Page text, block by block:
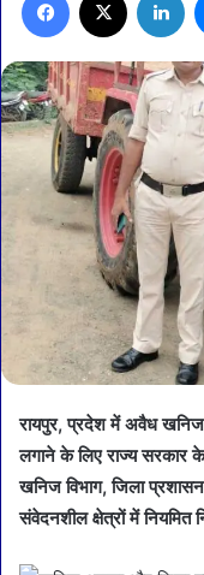
रायपुर, प्रदेश में अवैध
लगाने के लिए राज्य सरकार के
खनिज विभाग, जिला प्रशासन
संवेदनशील क्षेत्रों में नियमित